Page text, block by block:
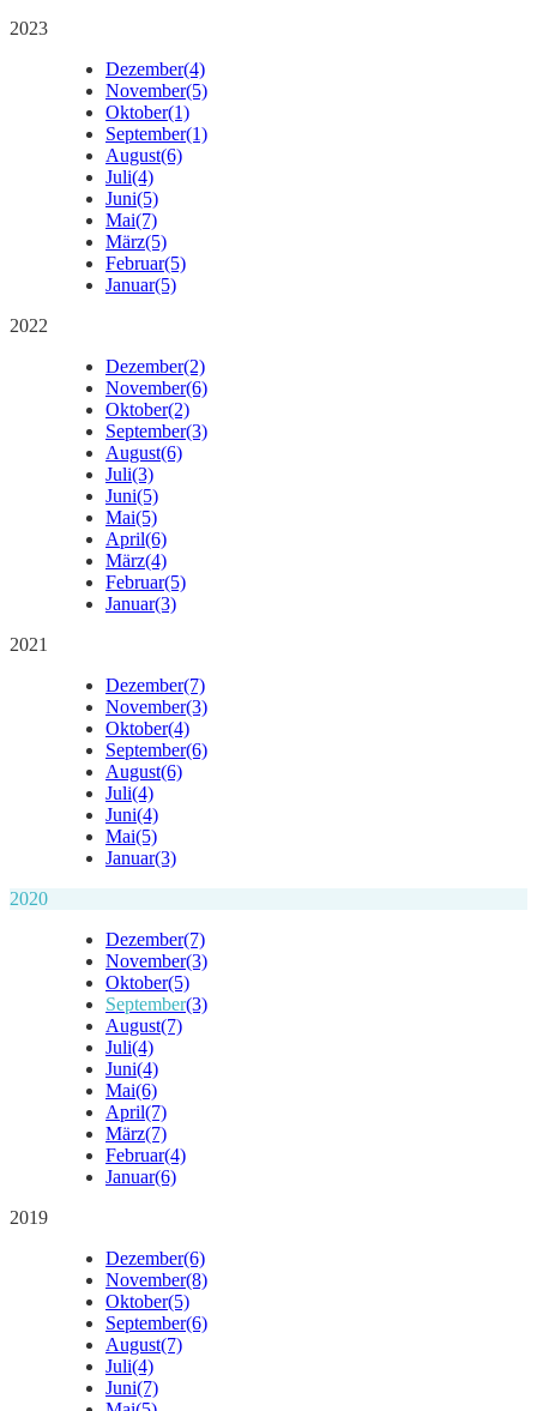
2023
Dezember(4)
November(5)
Oktober(1)
September(1)
August(6)
Juli(4)
Juni(5)
Mai(7)
März(5)
Februar(5)
Januar(5)
2022
Dezember(2)
November(6)
Oktober(2)
September(3)
August(6)
Juli(3)
Juni(5)
Mai(5)
April(6)
März(4)
Februar(5)
Januar(3)
2021
Dezember(7)
November(3)
Oktober(4)
September(6)
August(6)
Juli(4)
Juni(4)
Mai(5)
Januar(3)
2020
Dezember(7)
November(3)
Oktober(5)
September(3)
August(7)
Juli(4)
Juni(4)
Mai(6)
April(7)
März(7)
Februar(4)
Januar(6)
2019
Dezember(6)
November(8)
Oktober(5)
September(6)
August(7)
Juli(4)
Juni(7)